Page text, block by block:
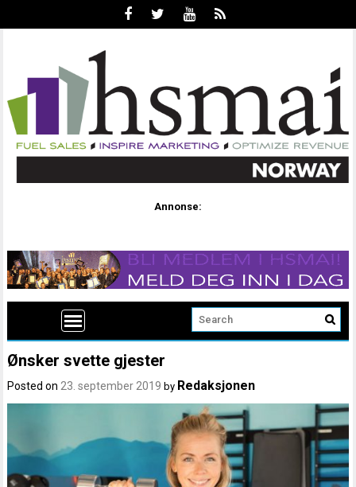
Annonse:
Ønsker svette gjester
Posted on23. september 2019 by Redaksjonen